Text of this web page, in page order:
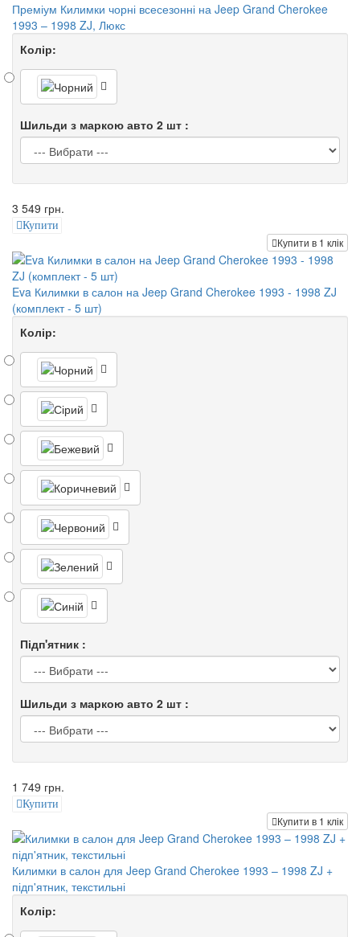
Преміум Килимки чорні всесезонні на Jeep Grand Cherokee
1993 – 1998 ZJ, Люкс
Колір:
Шильди з маркою авто 2 шт :
3 549 грн.
Купити
Купити в 1 клік
Eva Килимки в салон на Jeep Grand Cherokee 1993 - 1998 ZJ
(комплект - 5 шт)
Колір:
Підп'ятник :
Шильди з маркою авто 2 шт :
1 749 грн.
Купити
Купити в 1 клік
Килимки в салон для Jeep Grand Cherokee 1993 – 1998 ZJ +
підп'ятник, текстильні
Колір: